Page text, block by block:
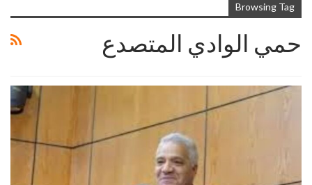
Browsing Tag
حمي الوادي المتصدع